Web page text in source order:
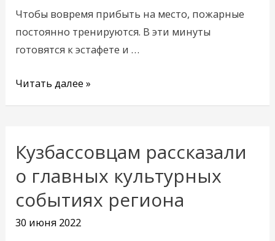
Чтобы вовремя прибыть на место, пожарные
постоянно тренируются. В эти минуты
готовятся к эстафете и …
спасателей
Читать далее »
Кузбассовцам рассказали
о главных культурных
событиях региона
30 июня 2022
Кузбассовцам
рассказали
о
главных
культурных